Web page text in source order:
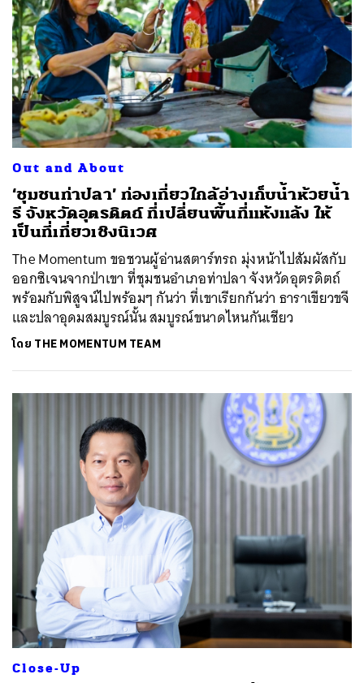
Out and About
‘ชุมชนท่าปลา’ ท่องเที่ยวใกล้อ่างเก็บน้ำห้วยน้ำ
รี จังหวัดอุตรดิตถ์ ที่เปลี่ยนพื้นที่แห้งแล้ง ให้
เป็นที่เที่ยวเชิงนิเวศ
The Momentum ขอชวนผู้อ่านสตาร์ทรถ มุ่งหน้าไปสัมผัสกับ
ออกซิเจนจากป่าเขา ที่ชุมชนอำเภอท่าปลา จังหวัดอุตรดิตถ์
พร้อมกับพิสูจน์ไปพร้อมๆ กันว่า ที่เขาเรียกกันว่า ธาราเขียวขจี
และปลาอุดมสมบูรณ์นั้น สมบูรณ์ขนาดไหนกันเชียว
โดย THE MOMENTUM TEAM
Close-Up
ค้นหา
SHARE TWEET LINE EMAIL